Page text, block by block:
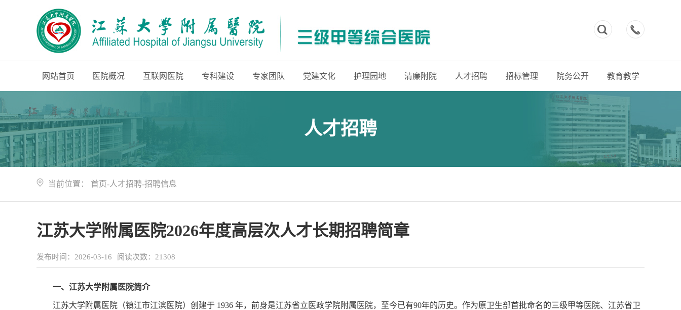

 
网站首页 医院概况 互联网医院 专科建设 专家团队 党建文化 护理园地 清廉附院 人才招聘 招标管理 院务公开 教育教学
人才招聘
当前位置： 首页-人才招聘-招聘信息
江苏大学附属医院2026年度高层次人才长期招聘简章
发布时间：2026-03-16 阅读次数： 21308
一、江苏大学附属医院简介
江苏大学附属医院（镇江市江滨医院）创建于 1936 年，前身是江苏省立医政学院附属医院，至今已有90年的历史。作为原卫生部首批命名的三级甲等医院、江苏省卫